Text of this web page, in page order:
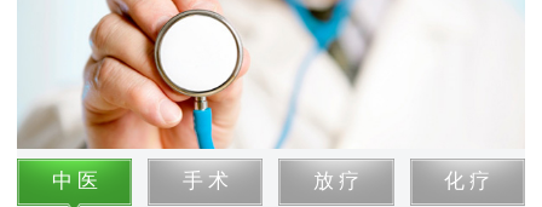
中 医 手 术 放 疗 化 疗